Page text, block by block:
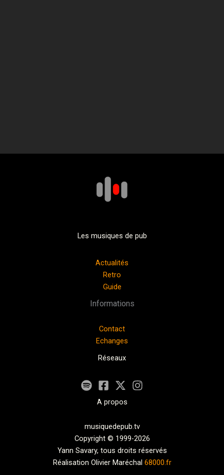
Les musiques de pub
Actualités
Retro
Guide
Informations
Contact
Echanges
Réseaux
A propos
musiquedepub.tv
Copyright © 1999-2026
Yann Savary, tous droits réservés
Réalisation Olivier Maréchal 68000.fr